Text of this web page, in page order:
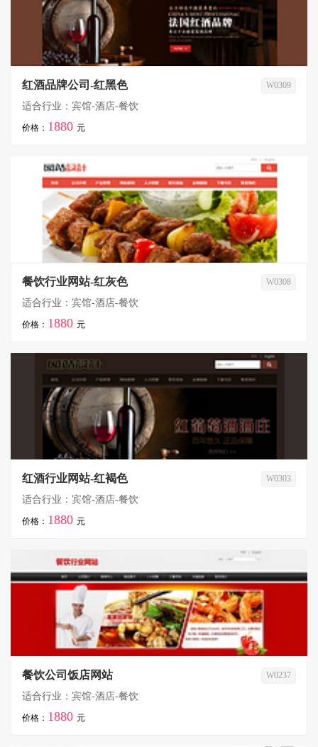
红酒品牌公司-红黑色 W0309
适合行业：宾馆-酒店-餐饮
价格： 1880 元
餐饮行业网站-红灰色 W0308
适合行业：宾馆-酒店-餐饮
价格： 1880 元
红酒行业网站-红褐色 W0303
适合行业：宾馆-酒店-餐饮
价格： 1880 元
餐饮公司饭店网站 W0237
适合行业：宾馆-酒店-餐饮
价格： 1880 元